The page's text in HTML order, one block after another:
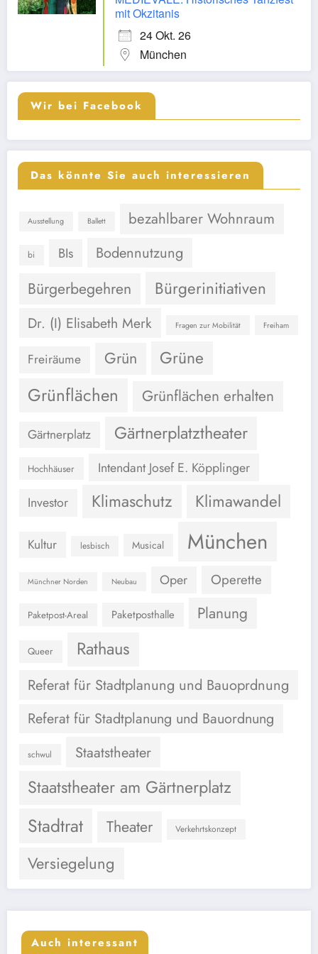
mit Okzitanis
24 Okt. 26
München
Wir bei Facebook
Das könnte Sie auch interessieren
Ausstellung Ballett bezahlbarer Wohnraum
bi BIs Bodennutzung
Bürgerbegehren Bürgerinitiativen
Dr. (I) Elisabeth Merk Fragen zur Mobilität Freiham
Freiräume Grün Grüne
Grünflächen Grünflächen erhalten
Gärtnerplatz Gärtnerplatztheater
Hochhäuser
Intendant Josef E. Köpplinger
Investor
Klimaschutz Klimawandel
Kultur lesbisch Musical München
Münchner Norden Neubau Oper Operette
Paketpost-Areal Paketposthalle Planung
Queer Rathaus
Referat für Stadtplanung und Bauoprdnung
Referat für Stadtplanung und Bauordnung
schwul Staatstheater
Staatstheater am Gärtnerplatz
Stadtrat Theater Verkehrtskonzept
Versiegelung
Auch interessant